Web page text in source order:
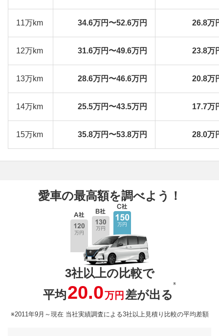
11万km 34.6万円〜52.6万円 26.8万
12万km 31.6万円〜49.6万円 23.8万
13万km 28.6万円〜46.6万円 20.8万
14万km 25.5万円〜43.5万円 17.7万
15万km 35.8万円〜53.8万円 28.0万
愛車の最高額を調べよう！
3社以上の比較で
平均20.0万円 差が出る
※
※2011年9月～現在 当社実績調査による3社以上見積り比較の平均差額